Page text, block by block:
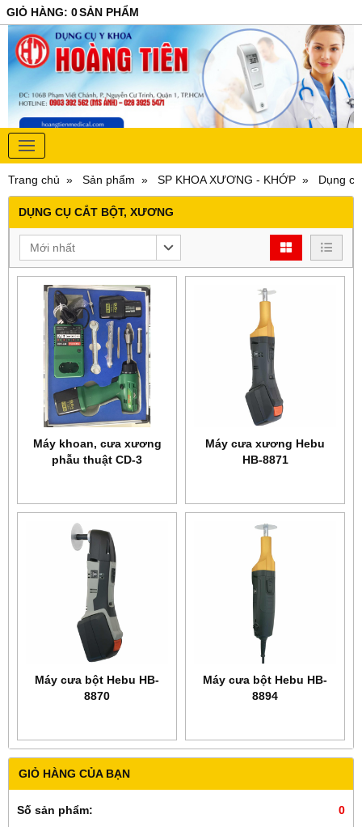
GIỎ HÀNG: 0SẢN PHẨM
Trang chủ Sản phẩm SP KHOA XƯƠNG - KHỚP Dụng
GIỎ HÀNG CỦA BẠN
Số sản phẩm:
0
DỤNG CỤ CẮT BỘT, XƯƠNG
Mới nhất
Máy khoan, cưa xương
phẫu thuật CD-3
Máy cưa xương Hebu
HB-8871
Máy cưa bột Hebu HB-
8870
Máy cưa bột Hebu HB-
8894